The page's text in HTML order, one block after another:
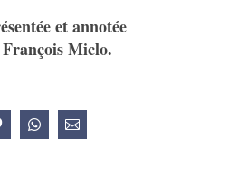
et annotée
Miclo.